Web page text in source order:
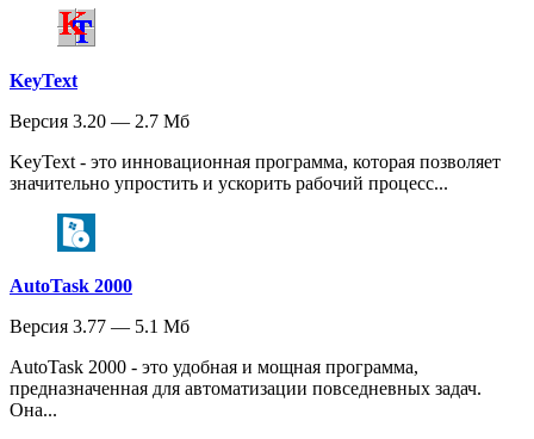
KeyText
Версия 3.20 — 2.7 Мб
KeyText - это инновационная программа, которая позволяет
значительно упростить и ускорить рабочий процесс...
AutoTask 2000
Версия 3.77 — 5.1 Мб
AutoTask 2000 - это удобная и мощная программа,
предназначенная для автоматизации повседневных задач.
Она...